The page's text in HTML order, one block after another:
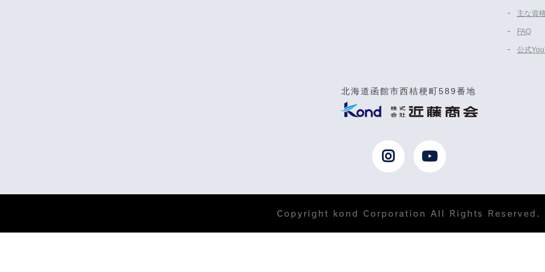
主な資
FAQ
公式
北海道函館市西桔梗町589番地
Copyright kond Corporation All Rights Reserved.